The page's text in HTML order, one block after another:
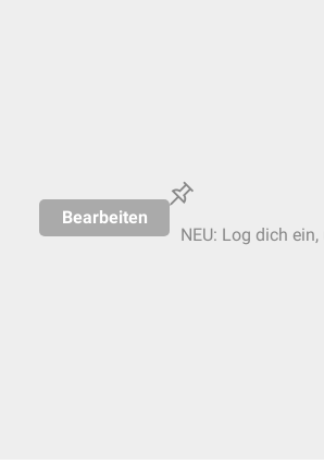
Bearbeiten
NEU: Log dich